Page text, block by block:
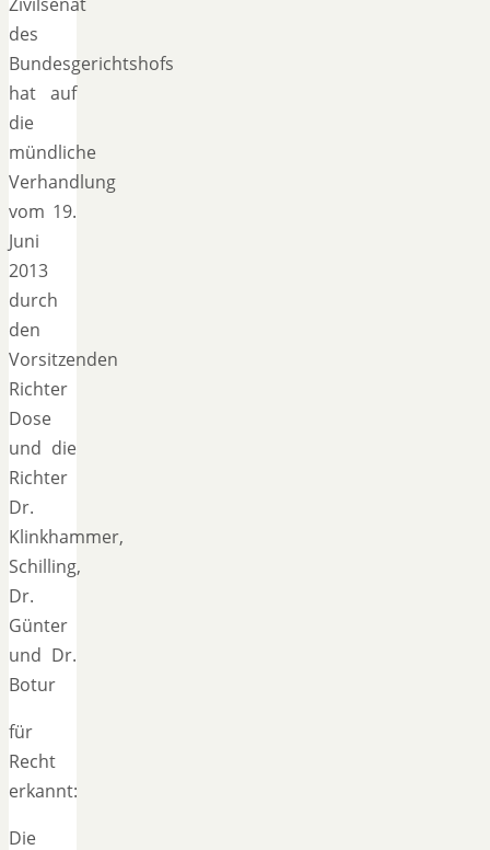
des
Bundesgerichtshofs
hat auf
die
mündliche
Verhandlung
vom 19.
Juni
2013
durch
den
Vorsitzenden
Richter
Dose
und die
Richter
Dr.
Klinkhammer,
Schilling,
Dr.
Günter
und Dr.
Botur
für
Recht
erkannt:
Die